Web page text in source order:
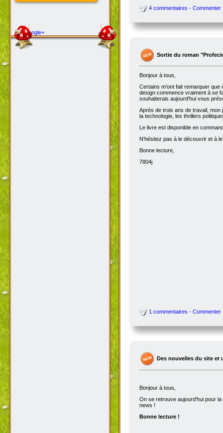
Google+
4 commentaires - Commenter
Sortie du roman
Bonjour à tous,
Certains m'ont fait remarquer que
design commence vraiment à se
souhaiterais aujourd'hui vous
Après de trois ans de travail,
la technologie, les thrillers
Le livre est disponible en
N'hésitez pas à le découvrir et à
Bonne lecture,
7804j
1 commentaires - Commenter
Des nouvelles du site
Bonjour à tous,
On se retrouve aujourd'hui pour
news !
Bonne lecture !